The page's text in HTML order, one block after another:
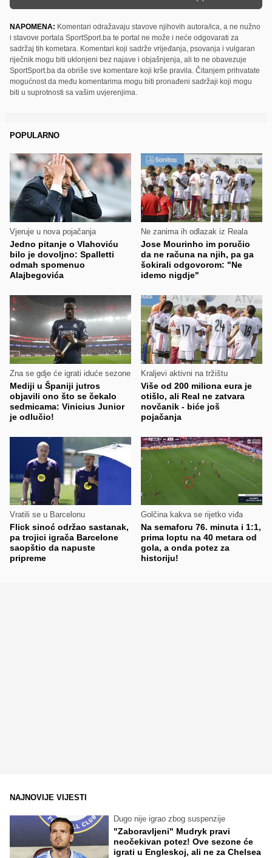
NAPOMENA: Komentari odražavaju stavove njihovih autora/ica, a ne nužno
i stavove portala SportSport.ba te portal ne može i neće odgovarati za
sadržaj tih kometara. Komentari koji sadrže vrijeđanja, psovanja i vulgaran
riječnik mogu biti uklonjeni bez najave i objašnjenja, ali to ne obavezuje
SportSport.ba da obriše sve komentare koji krše pravila. Čitanjem prihvatate
mogućnost da među komentarima mogu biti pronađeni sadržaji koji mogu
biti u suprotnosti sa vašim uvjerenjima.
POPULARNO
Vjeruje u nova pojačanja
Jedno pitanje o Vlahoviću
bilo je dovoljno: Spalletti
odmah spomenuo
Alajbegovića
Ne zanima ih odlazak iz Reala
Jose Mourinho im poručio
da ne računa na njih, pa ga
šokirali odgovorom: "Ne
idemo nigdje"
Zna se gdje će igrati iduće sezone
Mediji u Španiji jutros
objavili ono što se čekalo
sedmicama: Vinicius Junior
je odlučio!
Kraljevi aktivni na tržištu
Više od 200 miliona eura je
otišlo, ali Real ne zatvara
novčanik - biće još
pojačanja
Vratili se u Barcelonu
Flick sinoć održao sastanak,
pa trojici igrača Barcelone
saopštio da napuste
pripreme
Golčina kakva se rijetko viđa
Na semaforu 76. minuta i 1:1,
prima loptu na 40 metara od
gola, a onda potez za
historiju!
NAJNOVIJE VIJESTI
Dugo nije igrao zbog suspenzije
"Zaboravljeni" Mudryk pravi
neočekivan potez! Ove sezone će
igrati u Engleskoj, ali ne za Chelsea